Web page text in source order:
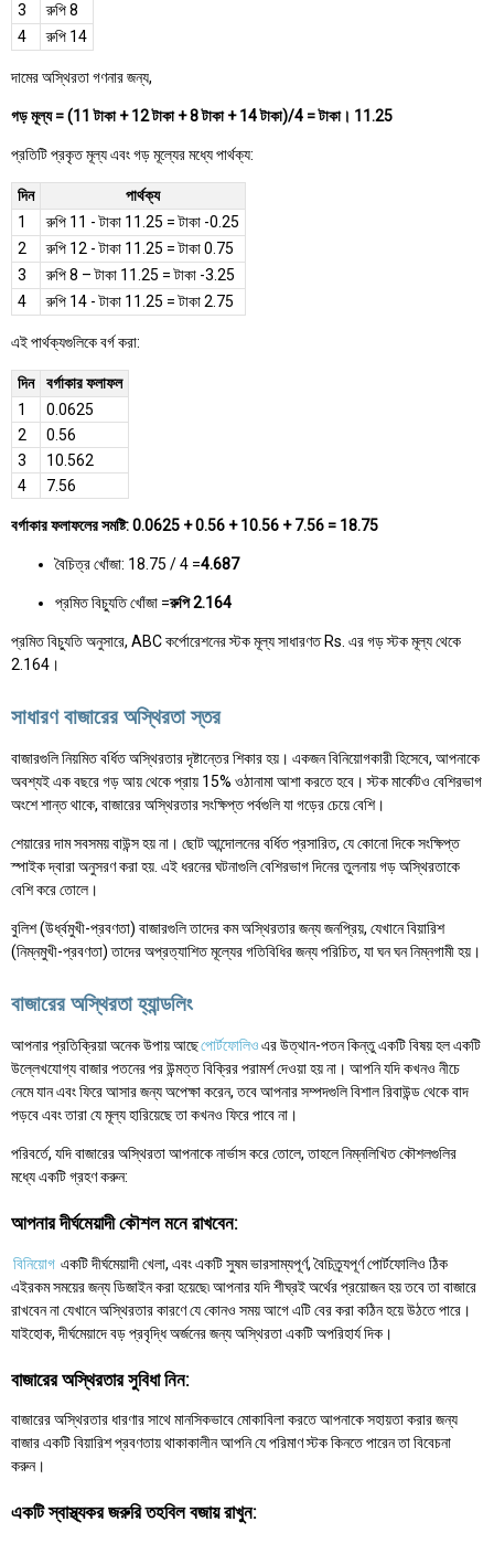
3
রুপি 8
4
রুপি 14
দামের অস্থিরতা গণনার জন্য,
গড় মূল্য = (11 টাকা + 12 টাকা + 8 টাকা + 14 টাকা)/4 = টাকা। 11.25
প্রতিটি প্রকৃত মূল্য এবং গড় মূল্যের মধ্যে পার্থক্য:
দিন
পার্থক্য
1
রুপি 11 - টাকা 11.25 = টাকা -0.25
2
রুপি 12 - টাকা 11.25 = টাকা 0.75
3
রুপি 8 – টাকা 11.25 = টাকা -3.25
4
রুপি 14 - টাকা 11.25 = টাকা 2.75
এই পার্থক্যগুলিকে বর্গ করা:
দিন
বর্গাকার ফলাফল
1
0.0625
2
0.56
3
10.562
4
7.56
বর্গাকার ফলাফলের সমষ্টি: 0.0625 + 0.56 + 10.56 + 7.56 = 18.75
বৈচিত্র খোঁজা: 18.75 / 4 =4.687
প্রমিত বিচ্যুতি খোঁজা =রুপি 2.164
প্রমিত বিচ্যুতি অনুসারে, ABC কর্পোরেশনের স্টক মূল্য সাধারণত Rs. এর গড় স্টক মূল্য থেকে
2.164।
সাধারণ বাজারের অস্থিরতা স্তর
বাজারগুলি নিয়মিত বর্ধিত অস্থিরতার দৃষ্টান্তের শিকার হয়। একজন বিনিয়োগকারী হিসেবে, আপনাকে
অবশ্যই এক বছরে গড় আয় থেকে প্রায় 15% ওঠানামা আশা করতে হবে। স্টক মার্কেটও বেশিরভাগ
অংশে শান্ত থাকে, বাজারের অস্থিরতার সংক্ষিপ্ত পর্বগুলি যা গড়ের চেয়ে বেশি।
শেয়ারের দাম সবসময় বাউন্স হয় না। ছোট আন্দোলনের বর্ধিত প্রসারিত, যে কোনো দিকে সংক্ষিপ্ত
স্পাইক দ্বারা অনুসরণ করা হয়. এই ধরনের ঘটনাগুলি বেশিরভাগ দিনের তুলনায় গড় অস্থিরতাকে
বেশি করে তোলে।
বুলিশ (উর্ধ্বমুখী-প্রবণতা) বাজারগুলি তাদের কম অস্থিরতার জন্য জনপ্রিয়, যেখানে বিয়ারিশ
(নিম্নমুখী-প্রবণতা) তাদের অপ্রত্যাশিত মূল্যের গতিবিধির জন্য পরিচিত, যা ঘন ঘন নিম্নগামী হয়।
বাজারের অস্থিরতা হ্যান্ডলিং
আপনার প্রতিক্রিয়া অনেক উপায় আছেপোর্টফোলিওএর উত্থান-পতন কিন্তু একটি বিষয় হল একটি
উল্লেখযোগ্য বাজার পতনের পর উন্মত্ত বিক্রির পরামর্শ দেওয়া হয় না। আপনি যদি কখনও নীচে
নেমে যান এবং ফিরে আসার জন্য অপেক্ষা করেন, তবে আপনার সম্পদগুলি বিশাল রিবাউন্ড থেকে বাদ
পড়বে এবং তারা যে মূল্য হারিয়েছে তা কখনও ফিরে পাবে না।
পরিবর্তে, যদি বাজারের অস্থিরতা আপনাকে নার্ভাস করে তোলে, তাহলে নিম্নলিখিত কৌশলগুলির
মধ্যে একটি গ্রহণ করুন:
আপনার দীর্ঘমেয়াদী কৌশল মনে রাখবেন:
বিনিয়োগ একটি দীর্ঘমেয়াদী খেলা, এবং একটি সুষম ভারসাম্যপূর্ণ, বৈচিত্র্যপূর্ণ পোর্টফোলিও ঠিক
এইরকম সময়ের জন্য ডিজাইন করা হয়েছে৷ আপনার যদি শীঘ্রই অর্থের প্রয়োজন হয় তবে তা বাজারে
রাখবেন না যেখানে অস্থিরতার কারণে যে কোনও সময় আগে এটি বের করা কঠিন হয়ে উঠতে পারে।
যাইহোক, দীর্ঘমেয়াদে বড় প্রবৃদ্ধি অর্জনের জন্য অস্থিরতা একটি অপরিহার্য দিক।
বাজারের অস্থিরতার সুবিধা নিন:
বাজারের অস্থিরতার ধারণার সাথে মানসিকভাবে মোকাবিলা করতে আপনাকে সহায়তা করার জন্য
বাজার একটি বিয়ারিশ প্রবণতায় থাকাকালীন আপনি যে পরিমাণ স্টক কিনতে পারেন তা বিবেচনা
করুন।
একটি স্বাস্থ্যকর জরুরি তহবিল বজায় রাখুন: